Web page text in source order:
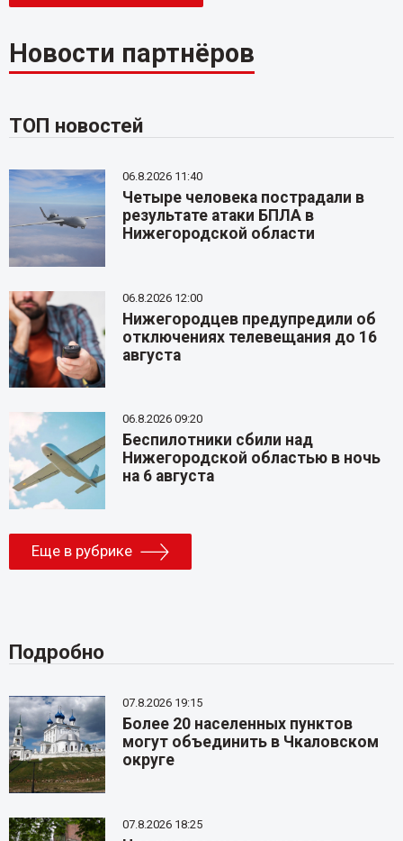
Новости партнёров
ТОП новостей
06.8.2026 11:40
Четыре человека пострадали в
результате атаки БПЛА в
Нижегородской области
06.8.2026 12:00
Нижегородцев предупредили об
отключениях телевещания до 16
августа
06.8.2026 09:20
Беспилотники сбили над
Нижегородской областью в ночь
на 6 августа
Еще в рубрике
Подробно
07.8.2026 19:15
Более 20 населенных пунктов
могут объединить в Чкаловском
округе
07.8.2026 18:25